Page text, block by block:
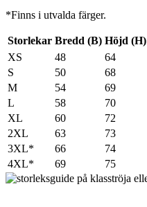
*Finns i utvalda färger.
Storlekar Bredd (B) Höjd (H)
XS
48 64
S
50 68
M
54 69
L
58 70
XL
60 72
2XL
63 73
3XL*
66 74
4XL*
69 75